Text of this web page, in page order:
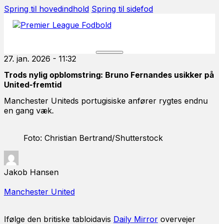
Spring til hovedindhold Spring til sidefod
27. jan. 2026 - 11:32
Trods nylig opblomstring: Bruno Fernandes usikker på
United-fremtid
Manchester Uniteds portugisiske anfører rygtes endnu
en gang væk.
Foto: Christian Bertrand/Shutterstock
Jakob Hansen
Manchester United
Ifølge den britiske tabloidavis Daily Mirror overvejer